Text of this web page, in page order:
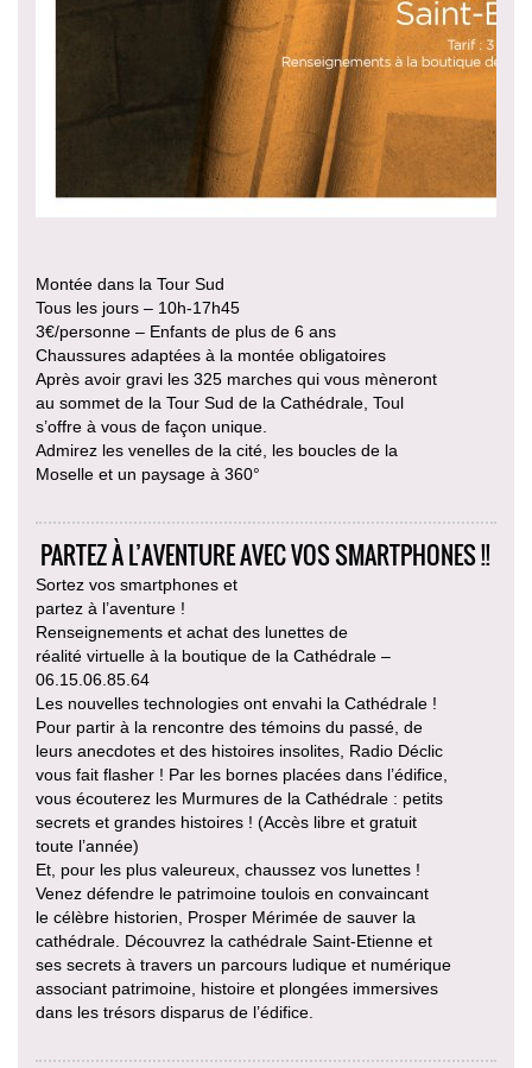
Montée dans la Tour Sud
Tous les jours – 10h-17h45
3€/personne – Enfants de plus de 6 ans
Chaussures adaptées à la montée obligatoires
Après avoir gravi les 325 marches qui vous mèneront
au sommet de la Tour Sud de la Cathédrale, Toul
s’offre à vous de façon unique.
Admirez les venelles de la cité, les boucles de la
Moselle et un paysage à 360°
PARTEZ À L’AVENTURE AVEC VOS SMARTPHONES !!
Sortez vos smartphones et
partez à l’aventure !
Renseignements et achat des lunettes de
réalité virtuelle à la boutique de la Cathédrale –
06.15.06.85.64
Les nouvelles technologies ont envahi la Cathédrale !
Pour partir à la rencontre des témoins du passé, de
leurs anecdotes et des histoires insolites, Radio Déclic
vous fait flasher ! Par les bornes placées dans l’édifice,
vous écouterez les Murmures de la Cathédrale : petits
secrets et grandes histoires ! (Accès libre et gratuit
toute l’année)
Et, pour les plus valeureux, chaussez vos lunettes !
Venez défendre le patrimoine toulois en convaincant
le célèbre historien, Prosper Mérimée de sauver la
cathédrale. Découvrez la cathédrale Saint-Etienne et
ses secrets à travers un parcours ludique et numérique
associant patrimoine, histoire et plongées immersives
dans les trésors disparus de l’édifice.